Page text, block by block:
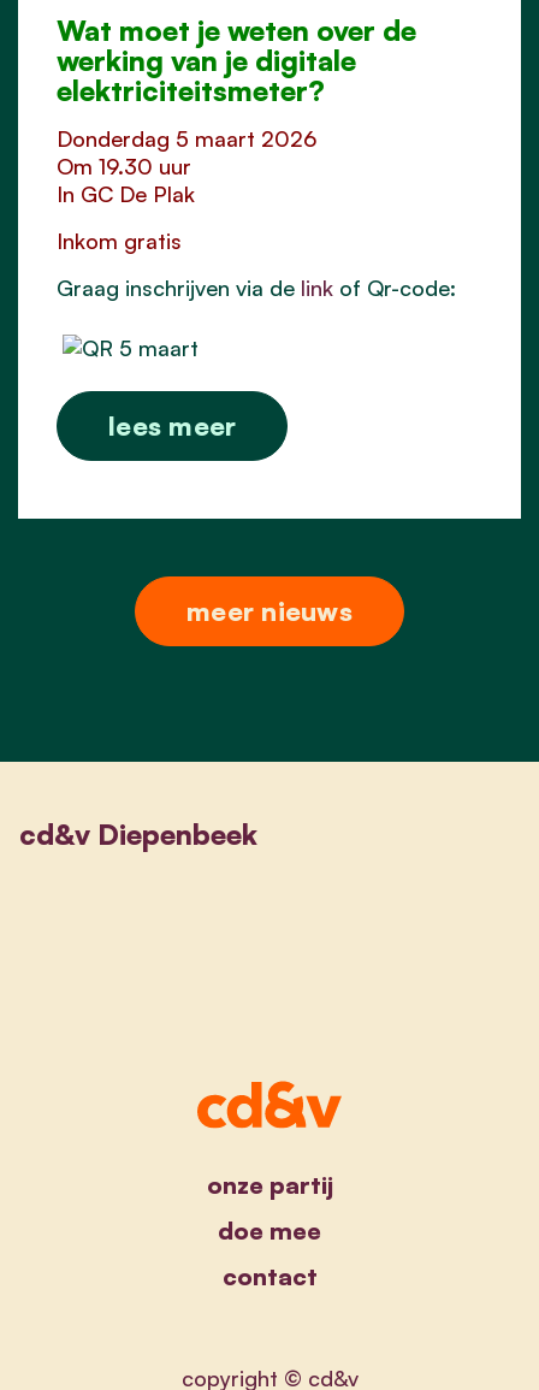
Wat moet je weten over de
werking van je digitale
elektriciteitsmeter?
Donderdag 5 maart 2026
Om 19.30 uur
In GC De Plak
Inkom gratis
Graag inschrijven via de link of Qr-code:
lees meer
meer nieuws
cd&v Diepenbeek
onze partij
doe mee
contact
copyright © cd&v